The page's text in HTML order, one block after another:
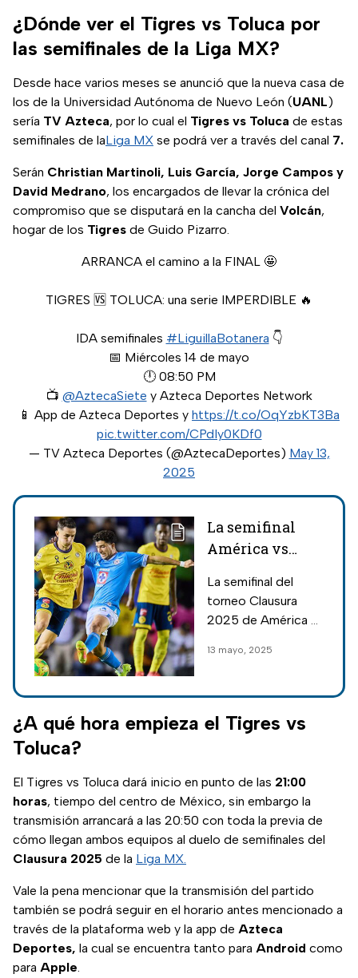
¿Dónde ver el Tigres vs Toluca por
las semifinales de la Liga MX?
Desde hace varios meses se anunció que la nueva casa de
los de la Universidad Autónoma de Nuevo León (UANL)
sería TV Azteca, por lo cual el Tigres vs Toluca de estas
semifinales de laLiga MX se podrá ver a través del canal 7.
Serán Christian Martinoli, Luis García, Jorge Campos y
David Medrano, los encargados de llevar la crónica del
compromiso que se disputará en la cancha del Volcán,
hogar de los Tigres de Guido Pizarro.
ARRANCA el camino a la FINAL 🤩
TIGRES 🆚 TOLUCA: una serie IMPERDIBLE 🔥
IDA semifinales #LiguillaBotanera 👇
📅 Miércoles 14 de mayo
🕛 08:50 PM
📺 @AztecaSiete y Azteca Deportes Network
📱 App de Azteca Deportes y https://t.co/OqYzbKT3Ba
pic.twitter.com/CPdIy0KDf0
— TV Azteca Deportes (@AztecaDeportes) May 13,
2025
La semifinal
América vs
por TV Azteca;
el Clásico Joven
Martinoli y Luis
La semifinal del
torneo Clausura
2025 de América vs
de los partidos más
y se podrá disfrutar
en TV Azteca.
13 mayo, 2025
¿A qué hora empieza el Tigres vs
Toluca?
El Tigres vs Toluca dará inicio en punto de las 21:00
horas, tiempo del centro de México, sin embargo la
transmisión arrancará a las 20:50 con toda la previa de
cómo llegan ambos equipos al duelo de semifinales del
Clausura 2025 de la Liga MX.
Vale la pena mencionar que la transmisión del partido
también se podrá seguir en el horario antes mencionado a
través de la plataforma web y la app de Azteca
Deportes, la cual se encuentra tanto para Android como
para Apple.